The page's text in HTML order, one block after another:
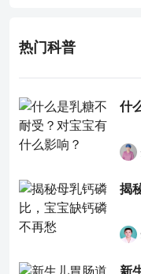
热门科普
揭
新